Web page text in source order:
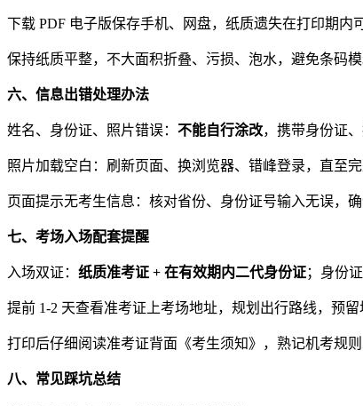
下载 PDF 电子版保存手机、网盘，纸质遗失在打印期内
保持纸质平整，不大面积折叠、污损、泡水，避免条码模
六、信息出错处理办法
姓名、身份证、照片错误： 不能自行涂改，携带身份证
照片加载空白：刷新页面、换浏览器、错峰登录，直至完
页面提示无考生信息：核对省份、身份证号输入无误，
七、考场入场配套提醒
入场双证： 纸质准考证 + 在有效期内二代身份证；身份
提前 1-2 天查看准考证上考场地址，规划出行路线，预
打印后仔细阅读准考证背面《考生须知》，熟记机考规
八、常见踩坑总结